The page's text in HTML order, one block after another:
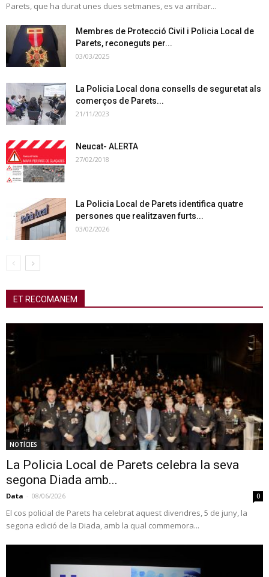
Parets, que ha durat unes dues setmanes, es va arribar...
Membres de Protecció Civil i Policia Local de
Parets, reconeguts per...
03/03/2025
La Policia Local dona consells de seguretat als
comerços de Parets...
21/11/2023
Neucat- ALERTA
27/02/2018
La Policia Local de Parets identifica quatre
persones que realitzaven furts...
03/02/2026
ET RECOMANEM
NOTÍCIES
La Policia Local de Parets celebra la seva
segona Diada amb...
Data - 08/06/2026 0
El cos policial de Parets ha celebrat aquest divendres, 5 de juny, la
segona edició de la Diada, amb la qual commemora...